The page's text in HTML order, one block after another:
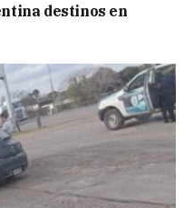
destinos en